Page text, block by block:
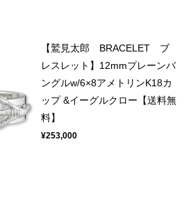
【鷲見太郎 BRACELET ブ
レスレット】12mmプレーンバ
ングルw/6×8アメトリンK18カ
ップ &イーグルクロー【送料無
料】
¥253,000